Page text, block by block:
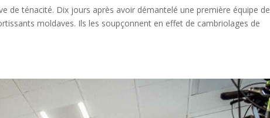
de ténacité. Dix jours après avoir démantelé une première équipe de
moldaves. Ils les soupçonnent en effet de cambriolages de